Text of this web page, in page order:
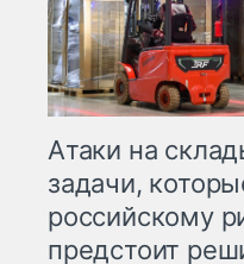
Атаки на
задачи,
российскому
предстоит